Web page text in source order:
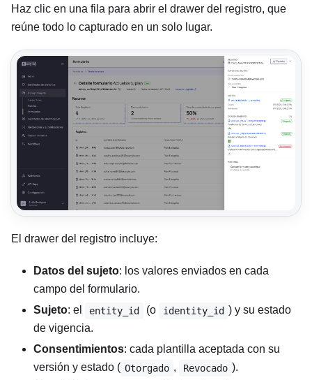
Haz clic en una fila para abrir el drawer del registro, que
reúne todo lo capturado en un solo lugar.
El drawer del registro incluye:
Datos del sujeto: los valores enviados en cada
campo del formulario.
Sujeto: el entity_id (o identity_id ) y su estado
de vigencia.
Consentimientos: cada plantilla aceptada con su
versión y estado ( Otorgado , Revocado ).